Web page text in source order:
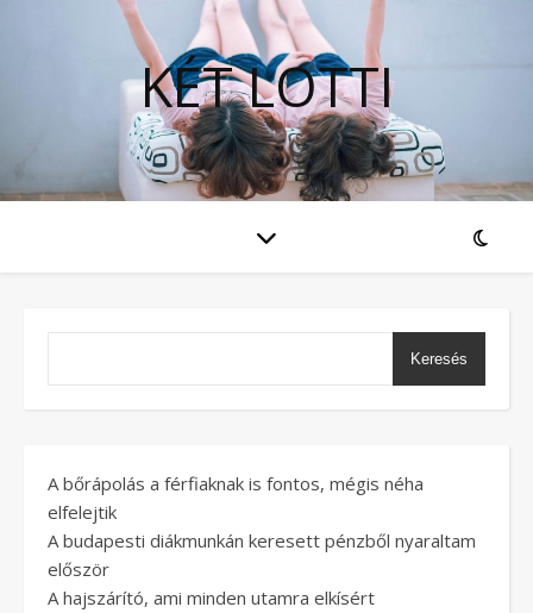
KÉT LOTTI
Keresés
A bőrápolás a férfiaknak is fontos, mégis néha
elfelejtik
A budapesti diákmunkán keresett pénzből nyaraltam
először
A hajszárító, ami minden utamra elkísért